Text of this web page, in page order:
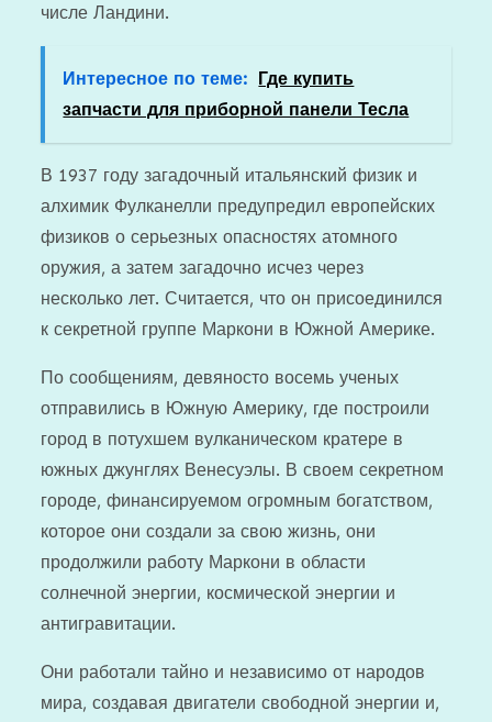
числе Ландини.
Интересное по теме: Где купить
запчасти для приборной панели Тесла
В 1937 году загадочный итальянский физик и
алхимик Фулканелли предупредил европейских
физиков о серьезных опасностях атомного
оружия, а затем загадочно исчез через
несколько лет. Считается, что он присоединился
к секретной группе Маркони в Южной Америке.
По сообщениям, девяносто восемь ученых
отправились в Южную Америку, где построили
город в потухшем вулканическом кратере в
южных джунглях Венесуэлы. В своем секретном
городе, финансируемом огромным богатством,
которое они создали за свою жизнь, они
продолжили работу Маркони в области
солнечной энергии, космической энергии и
антигравитации.
Они работали тайно и независимо от народов
мира, создавая двигатели свободной энергии и,